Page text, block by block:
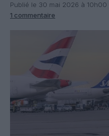
Publié le 30 mai 2026 à 10h00
1 commentaire